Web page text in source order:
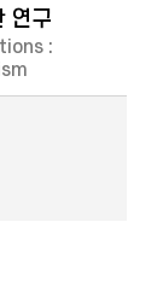
연구
: